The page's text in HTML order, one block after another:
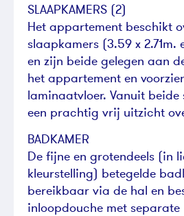
SLAAPKAMERS (2)
Het appartement beschikt
slaapkamers (3.59 x 2.71m.
en zijn beide gelegen aan
het appartement en
laminaatvloer. Vanuit beide
een prachtig vrij uitzicht
BADKAMER
De fijne en grotendeels (in
kleurstelling) betegelde
bereikbaar via de hal en
inloopdouche met separate